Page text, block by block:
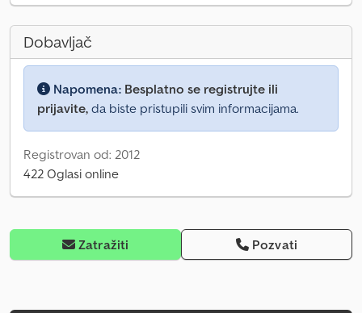
Dobavljač
Napomena: Besplatno se registrujte ili
prijavite, da biste pristupili svim informacijama.
Registrovan od: 2012
422 Oglasi online
Zatražiti Pozvati